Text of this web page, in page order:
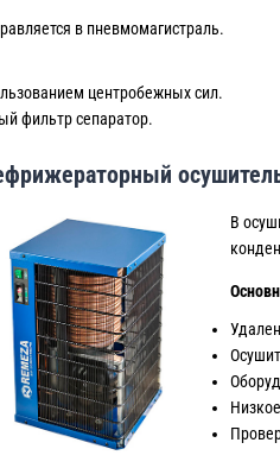
в пневмомагистраль.
центробежных сил.
фильтр сепаратор.
В